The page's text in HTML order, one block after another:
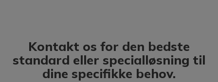
Kontakt os for den bedste
standard eller specialløsning til
dine specifikke behov.